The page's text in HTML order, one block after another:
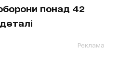
понад 42
Реклама